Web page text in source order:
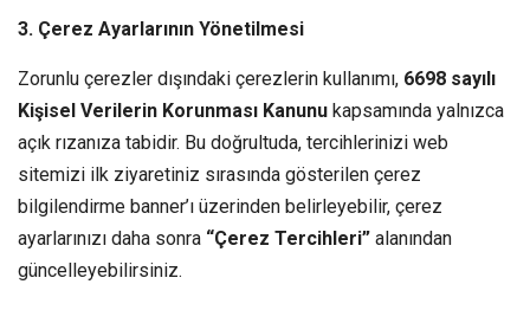
3. Çerez Ayarlarının Yönetilmesi
Zorunlu çerezler dışındaki çerezlerin kullanımı, 6698 sayılı
Kişisel Verilerin Korunması Kanunu kapsamında yalnızca
açık rızanıza tabidir. Bu doğrultuda, tercihlerinizi web
sitemizi ilk ziyaretiniz sırasında gösterilen çerez
bilgilendirme banner’ı üzerinden belirleyebilir, çerez
ayarlarınızı daha sonra “Çerez Tercihleri” alanından
güncelleyebilirsiniz.